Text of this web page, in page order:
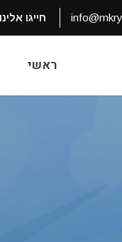
חייגו
ראשי